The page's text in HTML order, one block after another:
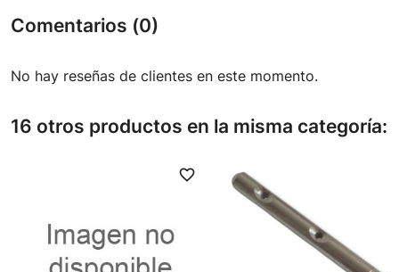
Comentarios (0)
No hay reseñas de clientes en este momento.
16 otros productos en la misma categoría:
favorite_border